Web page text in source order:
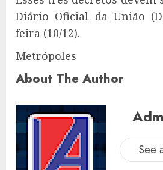
Diário Oficial da União
feira (10/12).
Metrópoles
About The Author
See